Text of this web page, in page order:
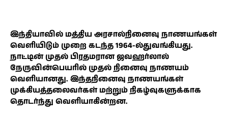
இந்தியாவில் மத்திய அரசால்நினைவு நாணயங்கள்
வெளியிடும் முறை கடந்த 1964-ல்துவங்கியது.
நாட்டின் முதல் பிரதமரான ஜவஹர்லால்
நேருவின்பெயரில் முதல் நினைவு நாணயம்
வெளியானது. இந்தநினைவு நாணயங்கள்
முக்கியத்தலைவர்கள் மற்றும் நிகழ்வுகளுக்காக
தொடர்ந்து வெளியாகின்றன.